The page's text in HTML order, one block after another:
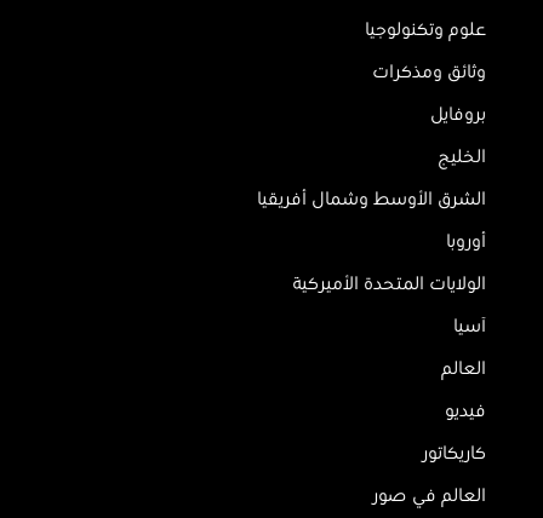
علوم وتكنولوجيا
وثائق ومذكرات
بروفايل
الخليج
الشرق الأوسط وشمال أفريقيا
أوروبا
الولايات المتحدة الأميركية
آسيا
العالم
فيديو
كاريكاتور
العالم في صور